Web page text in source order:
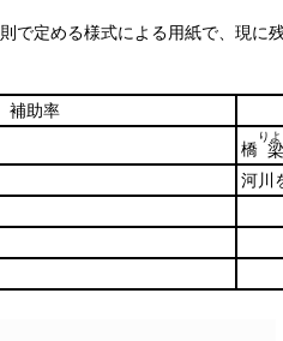
で定める様式による用紙で、現
補助率
橋 梁
りよ
河川